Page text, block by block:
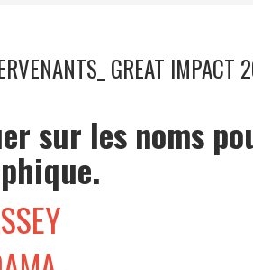
GREAT IMPACT
sur les noms